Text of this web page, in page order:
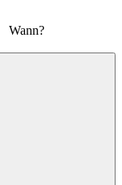
Wann?